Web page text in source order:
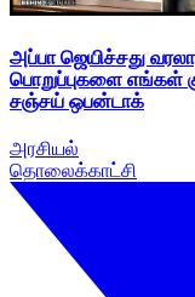
அப்பா ஜெயிச்சது
பொறுப்புகளை எங்கள்
சஞ்சய் ஒபன்டாக்
அரசியல்
தொலைக்காட்சி